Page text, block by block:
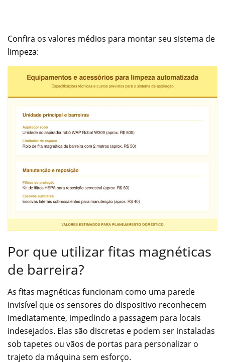
Confira os valores médios para montar seu sistema de
limpeza:
Por que utilizar fitas magnéticas
de barreira?
As fitas magnéticas funcionam como uma parede
invisível que os sensores do dispositivo reconhecem
imediatamente, impedindo a passagem para locais
indesejados. Elas são discretas e podem ser instaladas
sob tapetes ou vãos de portas para personalizar o
trajeto da máquina sem esforço.